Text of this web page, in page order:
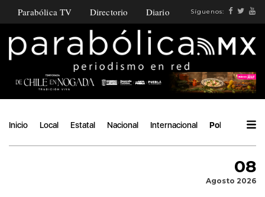
Parabólica TV Directorio Diario Síguenos:
Inicio Local Estatal Nacional Internacional Política
08
Agosto 2026